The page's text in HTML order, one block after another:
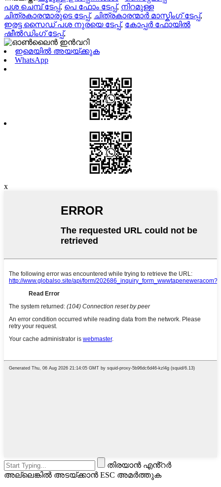
പശ ചെമ്പ് ടേപ്പ്, പെ ഫോം ടേപ്പ്, നിറമുള്ള
ചിത്രകാരന്മാരുടെ ടേപ്പ്, ചിത്രകാരന്മാർ മാസ്കിംഗ് ടേപ്പ്,
ഇരട്ട സൈഡ് പശ നുരയെ ടേപ്പ്, കോപ്പർ ഫോയിൽ
ഷീൽഡിംഗ് ടേപ്പ്,
ഇമെയിൽ അയയ്ക്കുക
WhatsApp
x
തിരയാൻ എൻ്റർ
അല്ലെങ്കിൽ അടയ്ക്കാൻ ESC അമർത്തുക